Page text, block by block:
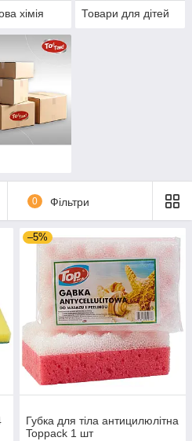
хімія Товари для дітей
0 Фільтри
–5%
Губка для тіла антицилюлітна
Toppack 1 шт